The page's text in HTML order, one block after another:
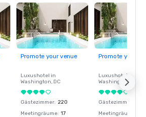
Promote your venue
Luxushotel in
Washington, DC
Gästezimmer: 220
Meetingräume: 17
Promote your
Luxushotel in
Washington
Gästezimmer
Meetingräume